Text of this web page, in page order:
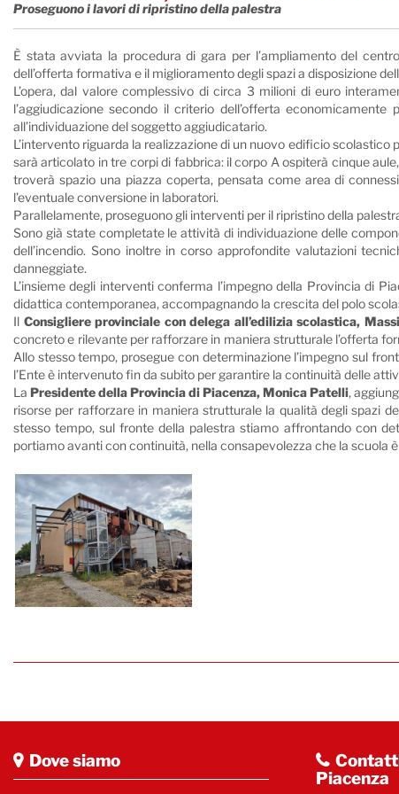
Proseguono i lavori di ripristino della palestra
È stata avviata la procedura di gara per l’ampliamento del
dell’offerta formativa e il miglioramento degli spazi a disposizione
L’opera, dal valore complessivo di circa 3 milioni di euro
l’aggiudicazione secondo il criterio dell’offerta
all’individuazione del soggetto aggiudicatario.
L’intervento riguarda la realizzazione di un nuovo edificio
sarà articolato in tre corpi di fabbrica: il corpo A ospiterà cinque
troverà spazio una piazza coperta, pensata come area di
l’eventuale conversione in laboratori.
Parallelamente, proseguono gli interventi per il ripristino della
Sono già state completate le attività di individuazione delle
dell’incendio. Sono inoltre in corso approfondite valutazioni
danneggiate.
L’insieme degli interventi conferma l’impegno della Provincia di
didattica contemporanea, accompagnando la crescita del polo
Il Consigliere provinciale con delega all’edilizia scolastica,
concreto e rilevante per rafforzare in maniera strutturale l’offerta
Allo stesso tempo, prosegue con determinazione l’impegno sul
l’Ente è intervenuto fin da subito per garantire la continuità delle
LaPresidente della Provincia di Piacenza, Monica Patelli,
risorse per rafforzare in maniera strutturale la qualità degli spazi
stesso tempo, sul fronte della palestra stiamo affrontando con
portiamo avanti con continuità, nella consapevolezza che la scuola
Dove siamo
Piacenza